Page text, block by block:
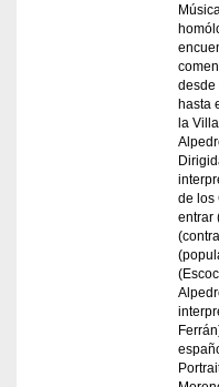
desde
hasta
la
de los
entrar